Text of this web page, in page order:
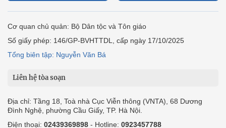
Cơ quan chủ quản: Bộ Dân tộc và Tôn giáo
Số giấy phép: 146/GP-BVHTTDL, cấp ngày 17/10/2025
Tổng biên tập: Nguyễn Văn Bá
Liên hệ tòa soạn
Địa chỉ: Tầng 18, Toà nhà Cục Viễn thông (VNTA), 68 Dương
Đình Nghệ, phường Cầu Giấy, TP. Hà Nội.
Điện thoại: 02439369898 - Hotline: 0923457788